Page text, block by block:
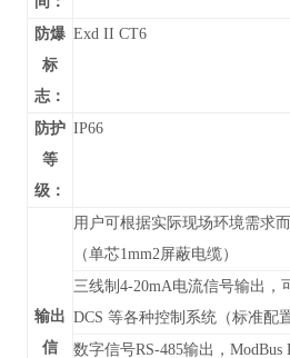
防爆
标
志：
Exd II CT6
防护
等
级：
IP66
输出
信
用户可根据实际现场环境需求
（单芯1mm2屏蔽电缆）
三线制4-20mA电流信号输出，
DCS 等各种控制系统（标准配置
数字信号RS-485输出， ModBus